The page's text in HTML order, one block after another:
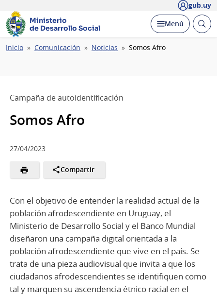
gub.uy
Ministerio
de Desarrollo Social
Desplegar
Menú Abrir
Ruta
Inicio Comunicación Noticias Somos Afro
Campaña de autoidentificación
Somos Afro
27/04/2023
Compartir
Con el objetivo de entender la realidad actual de la
población afrodescendiente en Uruguay, el
Ministerio de Desarrollo Social y el Banco Mundial
diseñaron una campaña digital orientada a la
población afrodescendiente que vive en el país. Se
trata de una pieza audiovisual que invita a que los
ciudadanos afrodescendientes se identifiquen como
tal y marquen su ascendencia étnico racial en el